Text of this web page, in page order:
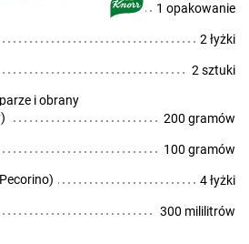
1 opakowanie
2 łyżki
2 sztuki
i obrany
200 gramów
100 gramów
4 łyżki
300 mililitrów